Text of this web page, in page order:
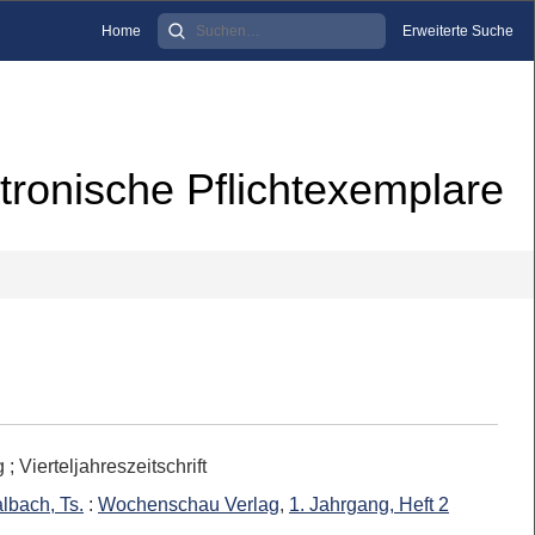
Home Erweiterte Suche
Pflichtexemplare
; Vierteljahreszeitschrift
Ts. : Wochenschau Verlag, 1. Jahrgang, Heft 2